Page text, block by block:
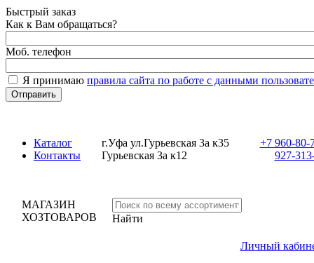
Быстрый заказ
Как к Вам обращаться?
Моб. телефон
Я принимаюправила сайта по работе с данными
Каталог
Контакты
г.Уфа ул.Гурьевская 3а к35
Гурьевская 3а к12
+7 960-80-
927-
МАГАЗИН
ХОЗТОВАРОВ
Найти
Личный